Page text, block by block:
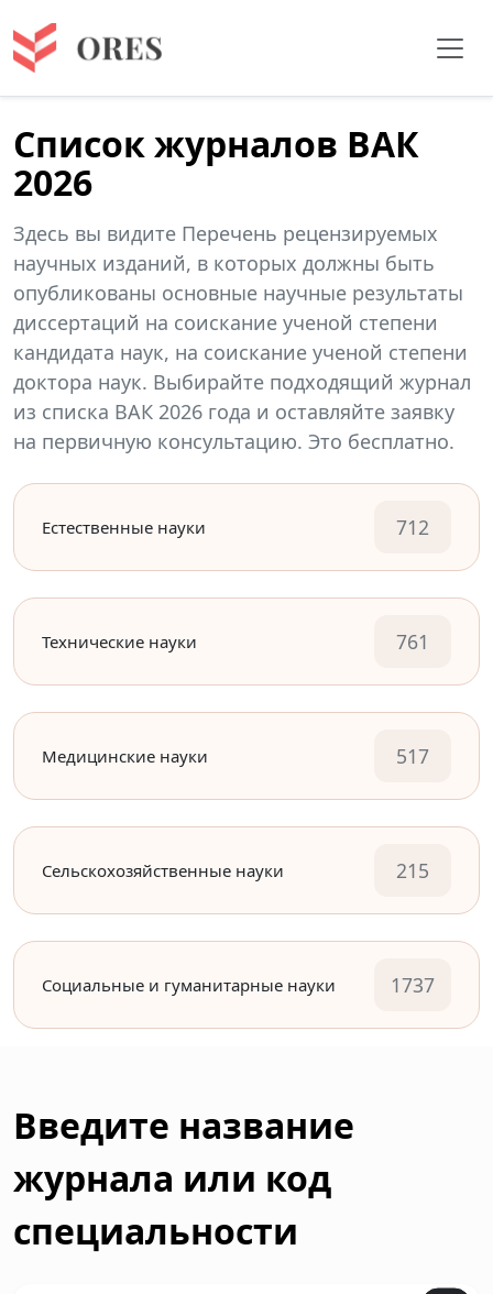
Список журналов ВАК
2026
Здесь вы видите Перечень рецензируемых
научных изданий, в которых должны быть
опубликованы основные научные результаты
диссертаций на соискание ученой степени
кандидата наук, на соискание ученой степени
доктора наук. Выбирайте подходящий журнал
из списка ВАК 2026 года и оставляйте заявку
на первичную консультацию. Это бесплатно.
Естественные науки 712
Технические науки 761
Медицинские науки 517
Сельскохозяйственные науки 215
Социальные и гуманитарные науки 1737
Введите название
журнала или код
специальности